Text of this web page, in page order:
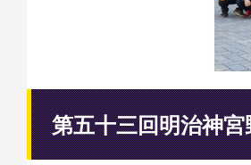
第五十三回明治神宮